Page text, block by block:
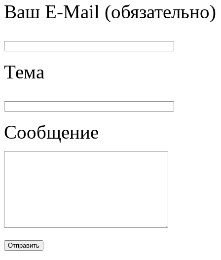
Ваш E-Mail (обязательно)
Тема
Сообщение